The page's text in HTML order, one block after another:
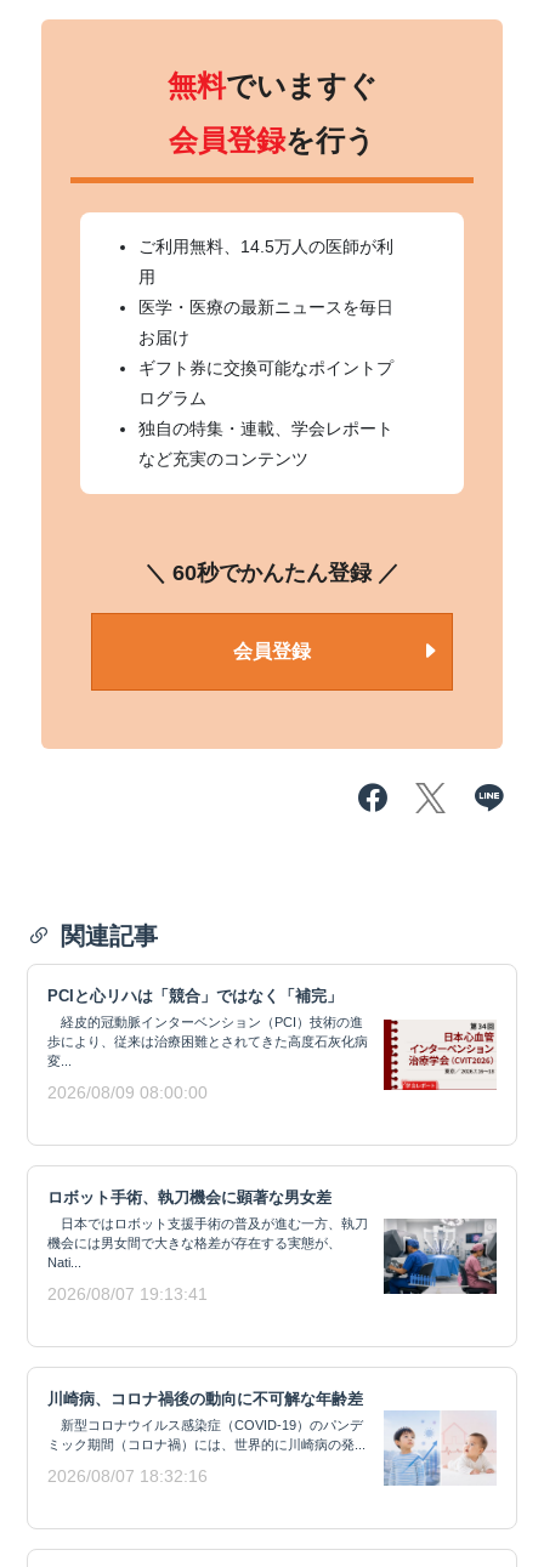
無料でいますぐ
会員登録を行う
ご利用無料、14.5万人の医師が利
用
医学・医療の最新ニュースを毎日
お届け
ギフト券に交換可能なポイントプ
ログラム
独自の特集・連載、学会レポート
など充実のコンテンツ
＼ 60秒でかんたん登録 ／
会員登録
関連記事
PCIと心リハは「競合」ではなく「補完」
経皮的冠動脈インターベンション（PCI）技術の進
歩により、従来は治療困難とされてきた高度石灰化病
変...
2026/08/09 08:00:00
ロボット手術、執刀機会に顕著な男女差
日本ではロボット支援手術の普及が進む一方、執刀
機会には男女間で大きな格差が存在する実態が、
Nati...
2026/08/07 19:13:41
川崎病、コロナ禍後の動向に不可解な年齢差
新型コロナウイルス感染症（COVID-19）のパンデ
ミック期間（コロナ禍）には、世界的に川崎病の発...
2026/08/07 18:32:16